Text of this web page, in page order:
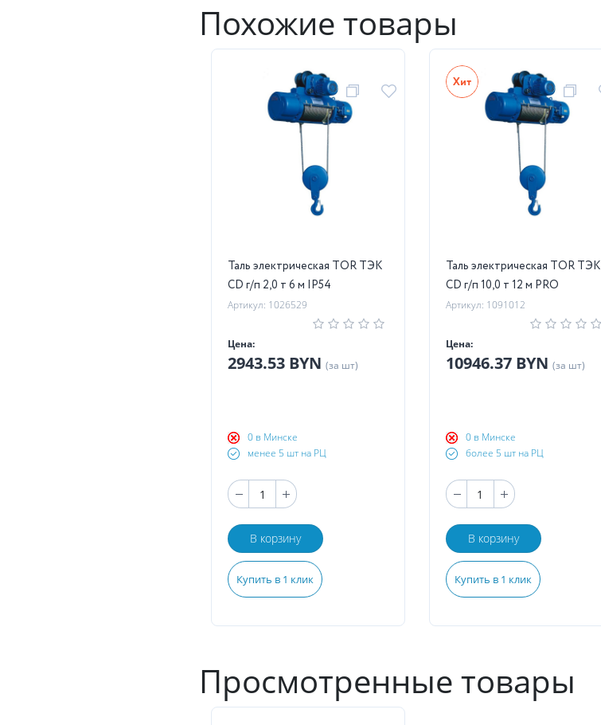
Похожие товары
Таль электрическая TOR ТЭК
CD г/п 2,0 т 6 м IP54
Артикул: 1026529
Цена:
2943.53 BYN (за шт)
0 в Минске
менее 5 шт на РЦ
В корзину
Купить в 1 клик
Таль электрическая TOR ТЭК
CD г/п 10,0 т 12 м PRO
Артикул: 1091012
Цена:
10946.37 BYN (за шт)
0 в Минске
более 5 шт на РЦ
В корзину
Купить в 1 клик
Просмотренные товары